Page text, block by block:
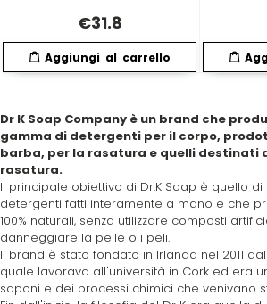
O-P
Olaplex
R
€31.8
Dr K Soap Company è un brand che
gamma di detergenti per il corpo,
barba, per la rasatura e quelli
rasatura.
Il principale obiettivo di Dr.K Soap è quello
detergenti fatti interamente a mano e che
100% naturali, senza utilizzare composti
danneggiare la pelle o i peli.
Il brand è stato fondato in Irlanda nel 2011
quale lavorava all'università in Cork ed era
saponi e dei processi chimici che venivano